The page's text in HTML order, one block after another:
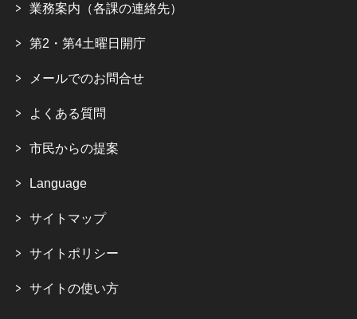
業務案内（各課の連絡先）
第2・第4土曜日開庁
メールでのお問合せ
よくある質問
市民からの提案
Language
サイトマップ
サイトポリシー
サイトの使い方